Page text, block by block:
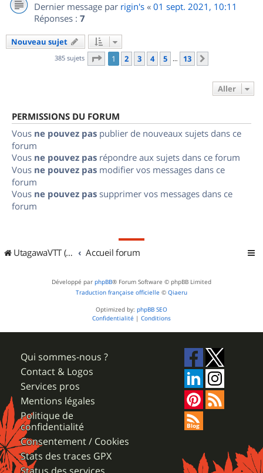
Dernier message par rigin's « 01 sept. 2021, 10:11
Réponses : 7
Nouveau sujet
385 sujets Page 1sur
1 2 3 4 5 … 13
Aller
PERMISSIONS DU FORUM
Vous ne pouvez pas publier de nouveaux sujets dans ce
forum
Vous ne pouvez pas répondre aux sujets dans ce forum
Vous ne pouvez pas modifier vos messages dans ce
forum
Vous ne pouvez pas supprimer vos messages dans ce
forum
UtagawaVTT (Randos VTT et VTTAE avec traces GPS) Accueil forum
Développé par phpBB® Forum Software © phpBB Limited
Traduction française officielle © Qiaeru
Optimized by: phpBB SEO
Confidentialité | Conditions
Qui sommes-nous ?
Contact & Logos
Services pros
Mentions légales
Politique de
confidentialité
Consentement / Cookies
Stats des traces GPX